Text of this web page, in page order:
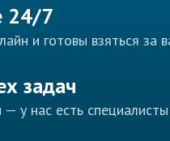
24/7
и готовы взяться за
задач
у нас есть